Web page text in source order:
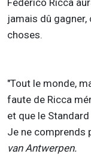
jamais dû
choses.
"Tout le monde,
faute de Ricca
et que le
Je ne comprends
van Antwerpen.